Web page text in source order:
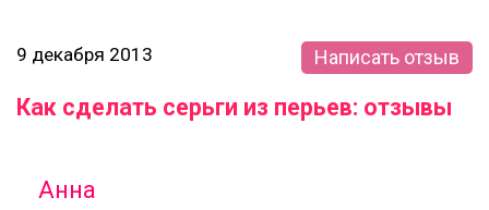
9 декабря 2013 Написать отзыв
Как сделать серьги из перьев: отзывы
Анна